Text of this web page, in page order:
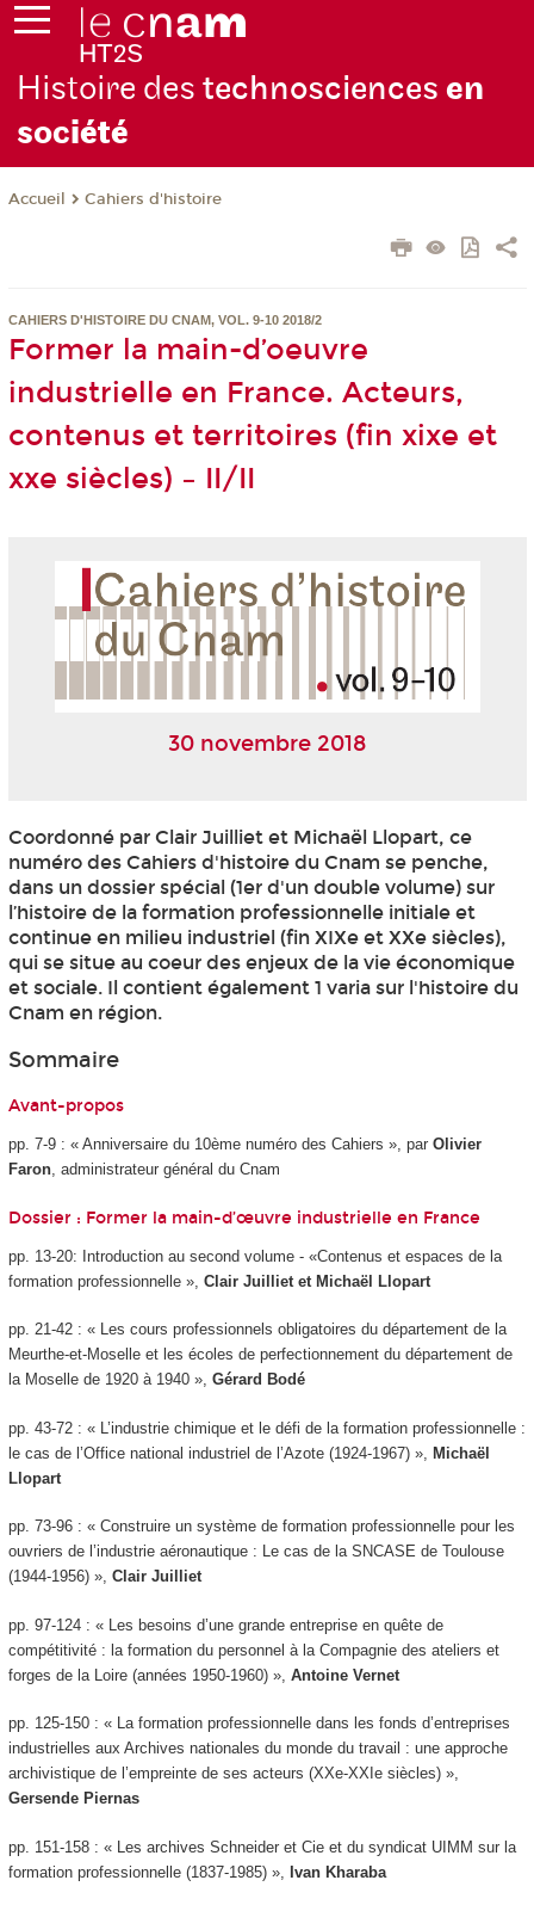
Histoire des technosciences en
société
Accueil Cahiers d'histoire
CAHIERS D'HISTOIRE DU CNAM, VOL. 9-10 2018/2
Former la main-d’oeuvre
industrielle en France. Acteurs,
contenus et territoires (fin xixe et
xxe siècles) – II/II
30 novembre 2018
Coordonné par Clair Juilliet et Michaël Llopart, ce
numéro des Cahiers d'histoire du Cnam se penche,
dans un dossier spécial (1er d'un double volume) sur
l’histoire de la formation professionnelle initiale et
continue en milieu industriel (fin XIXe et XXe siècles),
qui se situe au coeur des enjeux de la vie économique
et sociale. Il contient également 1 varia sur l'histoire du
Cnam en région.
Sommaire
Avant-propos
pp. 7-9 : « Anniversaire du 10ème numéro des Cahiers », par Olivier
Faron, administrateur général du Cnam
Dossier : Former la main-d’œuvre industrielle en France
pp. 13-20: Introduction au second volume - «Contenus et espaces de la
formation professionnelle », Clair Juilliet et Michaël Llopart
pp. 21-42 : « Les cours professionnels obligatoires du département de la
Meurthe-et-Moselle et les écoles de perfectionnement du département de
la Moselle de 1920 à 1940 », Gérard Bodé
pp. 43-72 : « L’industrie chimique et le défi de la formation professionnelle :
le cas de l’Office national industriel de l’Azote (1924-1967) »,
Michaël
Llopart
pp. 73-96 : « Construire un système de formation professionnelle pour les
ouvriers de l’industrie aéronautique : Le cas de la SNCASE de Toulouse
(1944-1956) », Clair Juilliet
pp. 97-124 : « Les besoins d’une grande entreprise en quête de
compétitivité : la formation du personnel à la Compagnie des ateliers et
forges de la Loire (années 1950-1960) », Antoine Vernet
pp. 125-150 : « La formation professionnelle dans les fonds d’entreprises
industrielles aux Archives nationales du monde du travail : une approche
archivistique de l’empreinte de ses acteurs (XXe-XXIe siècles) »,
Gersende Piernas
pp. 151-158 : « Les archives Schneider et Cie et du syndicat UIMM sur la
formation professionnelle (1837-1985) »,
Ivan Kharaba